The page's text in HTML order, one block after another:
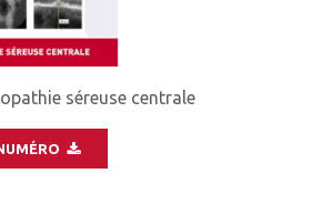
séreuse centrale